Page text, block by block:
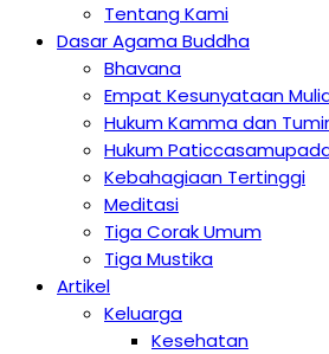
Tentang Kami
Dasar Agama Buddha
Bhavana
Empat Kesunyataan
Hukum Kamma dan
Hukum
Kebahagiaan Tertinggi
Meditasi
Tiga Corak Umum
Tiga Mustika
Artikel
Keluarga
Kesehatan